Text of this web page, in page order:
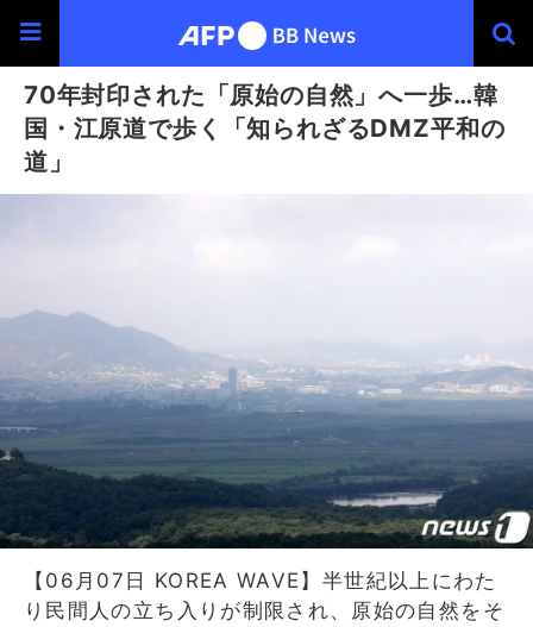
70年封印された「原始の自然」へ一歩…韓
国・江原道で歩く「知られざるDMZ平和の
道」
【06月07日 KOREA WAVE】半世紀以上にわた
り民間人の立ち入りが制限され、原始の自然をそ